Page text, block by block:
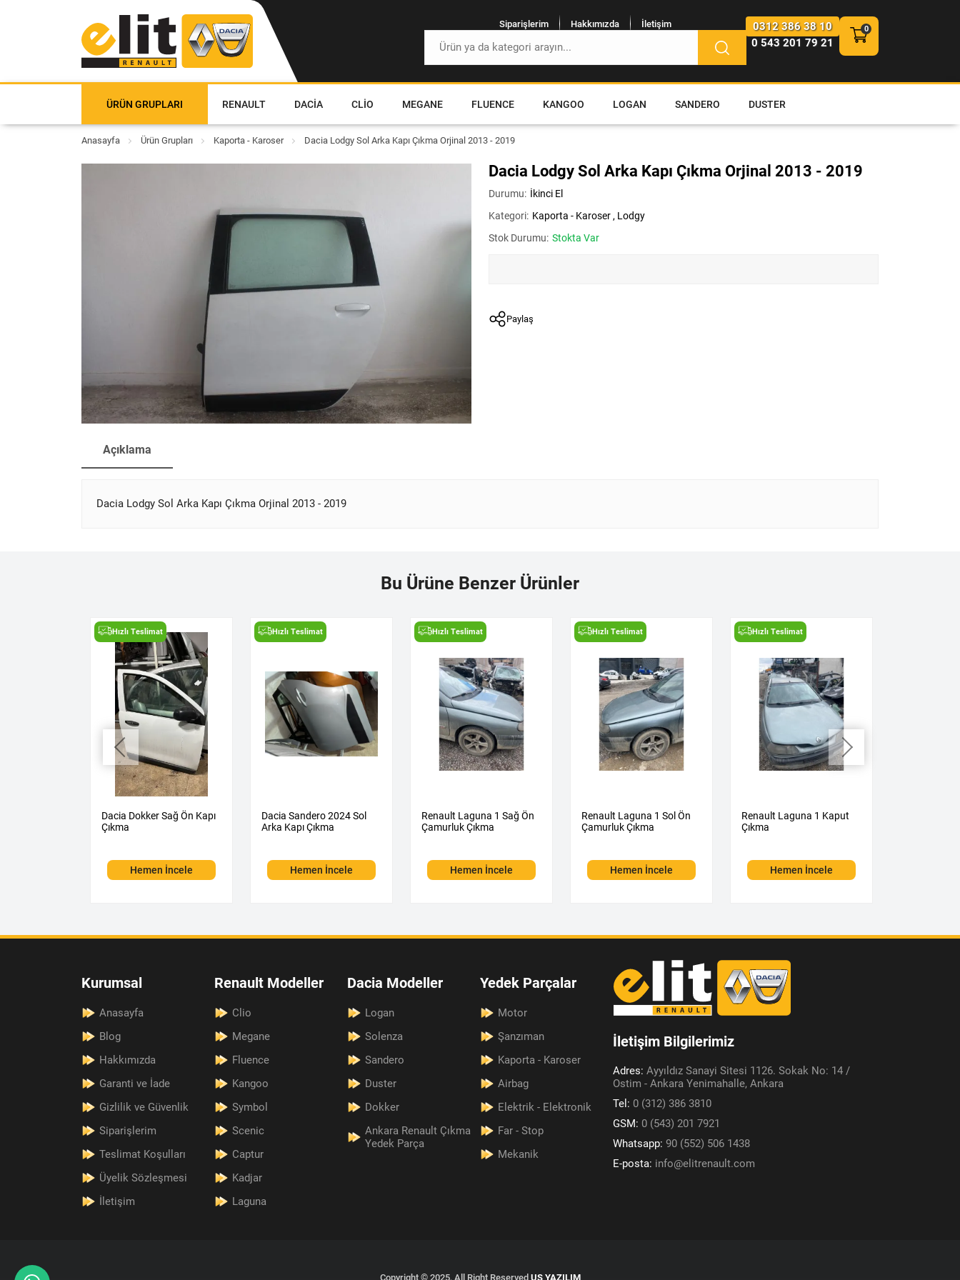
Siparişlerim Hakkımızda İletişim
0312 386 38 10
0 543 201 79 21
ÜRÜN GRUPLARI RENAULT DACIA CLIO MEGANE FLUENCE KANGOO LOGAN SANDERO DUSTER
Anasayfa Ürün Grupları Kaporta - Karoser Dacia Lodgy Sol Arka Kapı Çıkma Orjinal 2013 - 2019
Dacia Lodgy Sol Arka Kapı Çıkma Orjinal 2013 - 2019
Durumu: İkinci El
Kategori: Kaporta - Karoser , Lodgy
Stok Durumu: Stokta Var
Paylaş
Açıklama
Dacia Lodgy Sol Arka Kapı Çıkma Orjinal 2013 - 2019
Bu Ürüne Benzer Ürünler
Hızlı Teslimat
Dacia Dokker Sağ Ön Kapı
Çıkma
Hemen İncele
Hızlı Teslimat
Dacia Sandero 2024 Sol
Arka Kapı Çıkma
Hemen İncele
Hızlı Teslimat
Renault Laguna 1 Sağ Ön
Çamurluk Çıkma
Hemen İncele
Hızlı Teslimat
Renault Laguna 1 Sol Ön
Çamurluk Çıkma
Hemen İncele
Hızlı Teslimat
Renault Laguna 1 Kaput
Çıkma
Hemen İncele
Kurumsal
Anasayfa
Blog
Hakkımızda
Garanti ve İade
Gizlilik ve Güvenlik
Siparişlerim
Teslimat Koşulları
Üyelik Sözleşmesi
İletişim
Renault Modeller
Clio
Megane
Fluence
Kangoo
Symbol
Scenic
Captur
Kadjar
Laguna
Dacia Modeller
Logan
Solenza
Sandero
Duster
Dokker
Ankara Renault Çıkma
Yedek Parça
Yedek Parçalar
Motor
Şanzıman
Kaporta - Karoser
Airbag
Elektrik - Elektronik
Far - Stop
Mekanik
İletişim Bilgilerimiz
Adres: Ayyıldız Sanayi Sitesi 1126. Sokak No: 14 /
Ostim - Ankara Yenimahalle, Ankara
Tel: 0 (312) 386 3810
GSM: 0 (543) 201 7921
Whatsapp: 90 (552) 506 1438
E-posta: info@elitrenault.com
Copyright © 2025, All Right Reserved US YAZILIM